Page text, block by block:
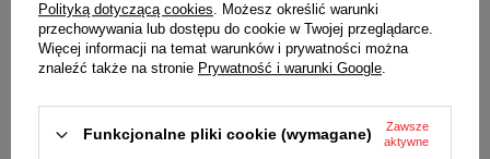
SZKIEŁKO
Mineralne płaskie
Metalowa nierdzewna, kolor złoty. Stalowy dekielek
Polityką dotyczącą cookies. Możesz określić warunki
przechowywania lub dostępu do cookie w Twojej przeglądarce.
Więcej informacji na temat warunków i prywatności można
znaleźć także na stronie Prywatność i warunki Google.
Funkcjonalne pliki cookie (wymagane)
Zawsze
aktywne